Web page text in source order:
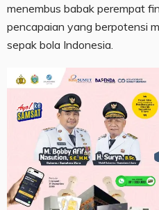
menembus babak perempat
pencapaian yang berpotensi
sepak bola Indonesia.